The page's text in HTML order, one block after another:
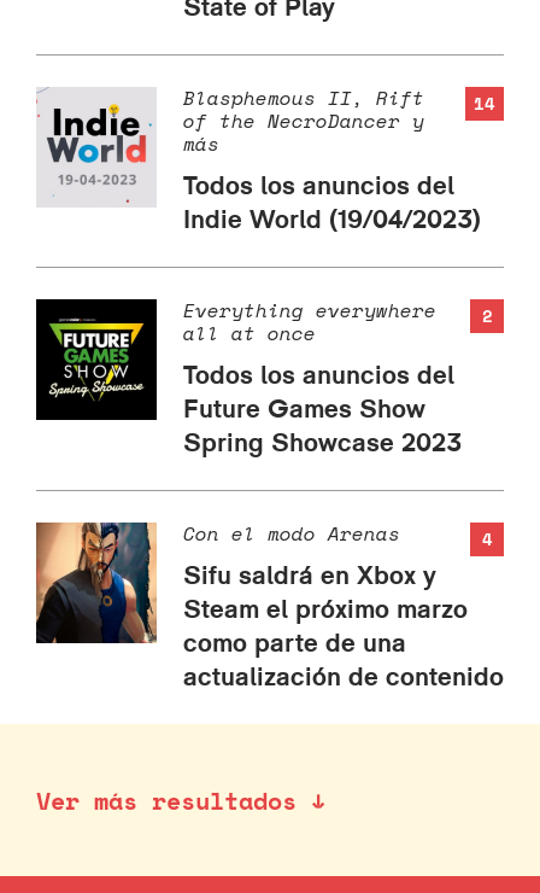
14
Blasphemous II, Rift
of the NecroDancer y
más
Todos los anuncios del
Indie World (19/04/2023)
2
Everything everywhere
all at once
Todos los anuncios del
Future Games Show
Spring Showcase 2023
4
Con el modo Arenas
Sifu saldrá en Xbox y
Steam el próximo marzo
como parte de una
actualización de contenido
Ver más resultados ↓